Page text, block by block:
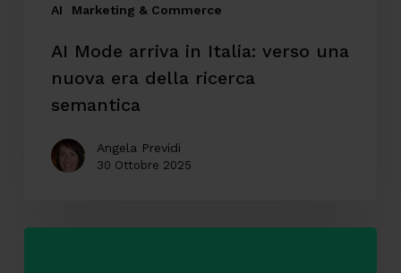
AI Marketing & Commerce
della
AI Mode arriva in Italia: verso una
nuova era della ricerca
semantica
Angela Previdi
30 Ottobre 2025